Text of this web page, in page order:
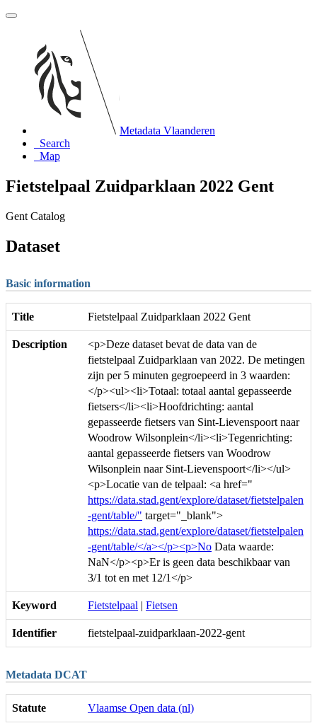
Metadata Vlaanderen
Search
Map
Fietstelpaal Zuidparklaan 2022 Gent
Gent Catalog
Dataset
Basic information
Title Fietstelpaal Zuidparklaan 2022 Gent
Description
<p>Deze dataset bevat de data van de
fietstelpaal Zuidparklaan van 2022. De metingen
zijn per 5 minuten gegroepeerd in 3 waarden:
</p><ul><li>Totaal: totaal aantal gepasseerde
fietsers</li><li>Hoofdrichting: aantal
gepasseerde fietsers van Sint-Lievenspoort naar
Woodrow Wilsonplein</li><li>Tegenrichting:
aantal gepasseerde fietsers van Woodrow
Wilsonplein naar Sint-Lievenspoort</li></ul>
<p>Locatie van de telpaal: <a href="
https://data.stad.gent/explore/dataset/fietstelpalen
-gent/table/" target="_blank">
https://data.stad.gent/explore/dataset/fietstelpalen
-gent/table/</a></p><p>No Data waarde:
NaN</p><p>Er is geen data beschikbaar van
3/1 tot en met 12/1</p>
Keyword Fietstelpaal | Fietsen
Identifier fietstelpaal-zuidparklaan-2022-gent
Metadata DCAT
Statute Vlaamse Open data (nl)